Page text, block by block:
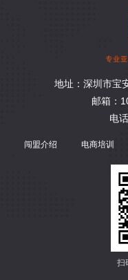
地址：深圳市宝
邮箱：
电
闯盟介绍 电商培训
扫